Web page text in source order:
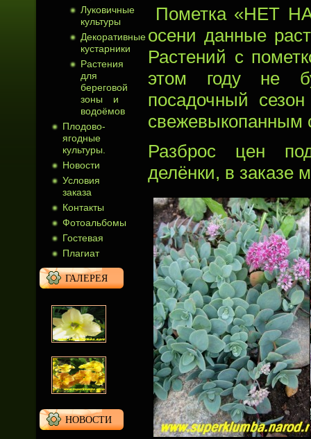
Луковичные
культуры
Декоративные
кустарники
Растения
для
береговой
зоны и
водоёмов
Плодово-
ягодные
культуры.
Новости
Условия
заказа
Контакты
Фотоальбомы
Гостевая
Плагиат
ГАЛЕРЕЯ
НОВОСТИ
Пометка «НЕТ
осени данные
Растений с
этом году не
посадочный
свежевыкопанным
Разброс цен
делёнки, в заказе